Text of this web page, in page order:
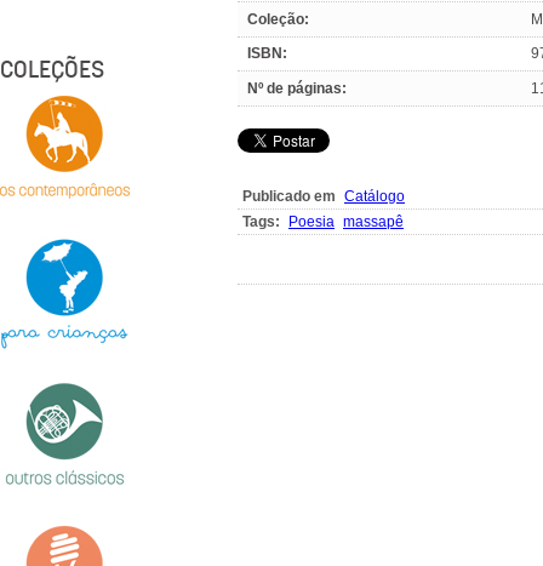
COLEÇÕES
Coleção:
ISBN:
Nº de páginas:
Publicado em Catálogo
Tags:
Poesia massapê